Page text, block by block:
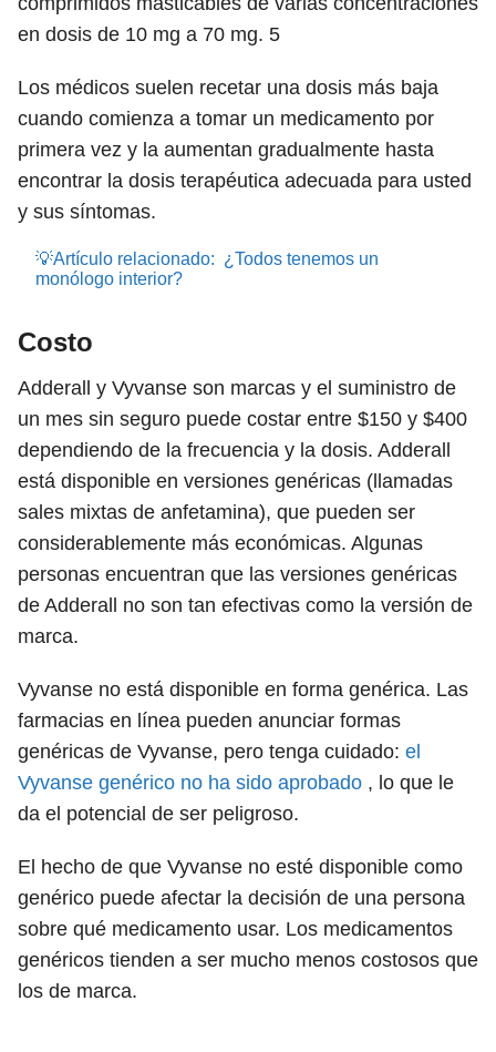
en dosis de 10 mg a 70 mg. 5
Los médicos suelen recetar una dosis más baja
cuando comienza a tomar un medicamento por
primera vez y la aumentan gradualmente hasta
encontrar la dosis terapéutica adecuada para usted
y sus síntomas.
💡Artículo relacionado: ¿Todos tenemos un
monólogo interior?
Costo
Adderall y Vyvanse son marcas y el suministro de
un mes sin seguro puede costar entre $150 y $400
dependiendo de la frecuencia y la dosis. Adderall
está disponible en versiones genéricas (llamadas
sales mixtas de anfetamina), que pueden ser
considerablemente más económicas. Algunas
personas encuentran que las versiones genéricas
de Adderall no son tan efectivas como la versión de
marca.
Vyvanse no está disponible en forma genérica. Las
farmacias en línea pueden anunciar formas
genéricas de Vyvanse, pero tenga cuidado: el
Vyvanse genérico no ha sido aprobado , lo que le
da el potencial de ser peligroso.
El hecho de que Vyvanse no esté disponible como
genérico puede afectar la decisión de una persona
sobre qué medicamento usar. Los medicamentos
genéricos tienden a ser mucho menos costosos que
los de marca.